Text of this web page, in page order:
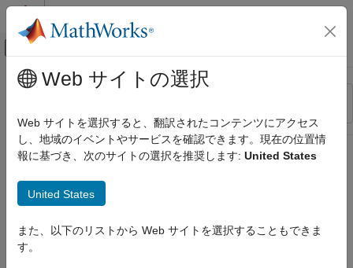
コンテンツへスキップ
オフキャンバス ナビゲーション メ
リソース
ステータス
メインコンテンツ
Web サイトの選択
Web サイトを選択すると、翻訳されたコンテンツにアクセス
し、地域のイベントやサービスを確認できます。現在の位置情
報に基づき、次のサイトの選択を推奨します: United States
United States
また、以下のリストから Web サイトを選択することもできま
す。